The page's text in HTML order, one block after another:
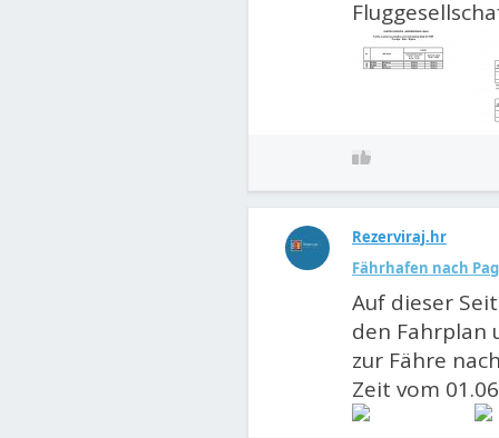
Rezerviraj.hr
Fährhafen nach
Auf dieser
den Fahrplan
zur Fähre
Zeit vom